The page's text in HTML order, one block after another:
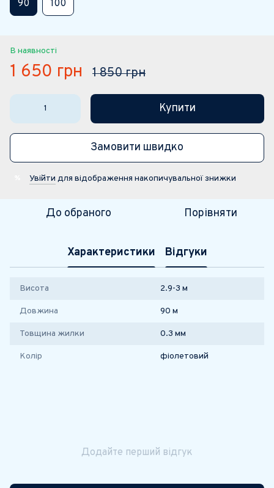
90 100
В наявності
1 650 грн 1 850 грн
Купити
Замовити швидко
Увійти для відображення накопичувальної знижки
До обраного Порівняти
Характеристики Відгуки
Висота 2.9-3 м
Довжина 90 м
Товщина жилки 0.3 мм
Колір фіолетовий
Додайте перший відгук